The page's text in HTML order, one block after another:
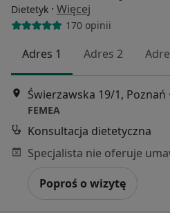
Dietetyk · Więcej
170 opinii
Adres 1 Adres 2
Świerzawska 19/1, Poznań
FEMEA
Konsultacja dietetyczna
Poproś o wizytę